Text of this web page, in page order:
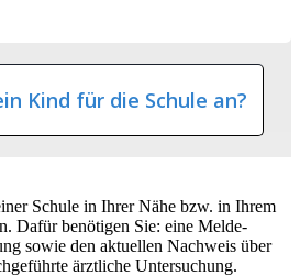
Kind für die Schule an?
Schule in Ihrer Nähe bzw. in Ihrem
Dafür benötigen Sie: eine Melde-
sowie den aktuellen Nachweis über
ärztliche Untersuchung.